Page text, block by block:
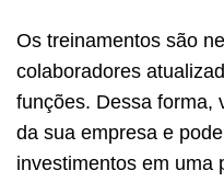
Os treinamentos são
colaboradores
funções. Dessa forma,
da sua empresa e
investimentos em uma